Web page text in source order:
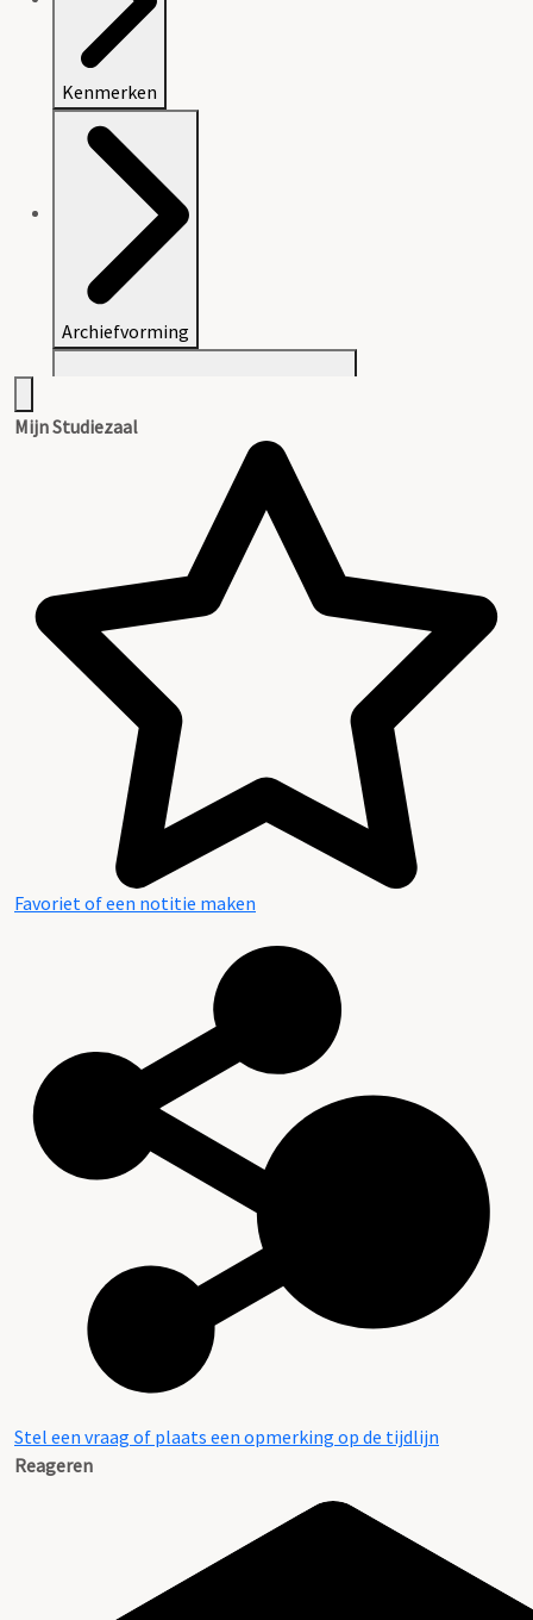
Kenmerken
Archiefvorming
Inhoud en structuur van het archief
Aanwijzingen voor de gebruiker
Mijn Studiezaal
Favoriet of een notitie maken
Stel een vraag of plaats een opmerking op de tijdlijn
Reageren